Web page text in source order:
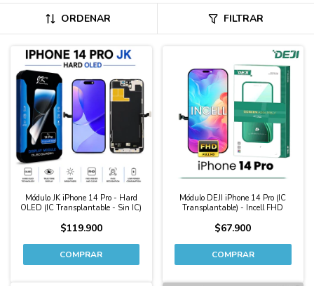
ORDENAR FILTRAR
Módulo JK iPhone 14 Pro - Hard
OLED (IC Transplantable - Sin IC)
$119.900
Módulo DEJI iPhone 14 Pro (IC
Transplantable) - Incell FHD
$67.900